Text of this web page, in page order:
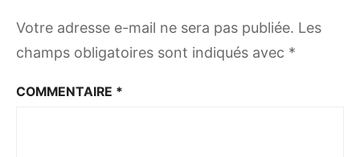
Votre adresse e-mail ne sera pas publiée. Les
champs obligatoires sont indiqués avec *
COMMENTAIRE *